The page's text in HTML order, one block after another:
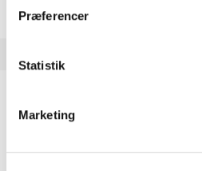
Præferencer
Statistik
Marketing
HA(it.) - erhvervs­økonomi